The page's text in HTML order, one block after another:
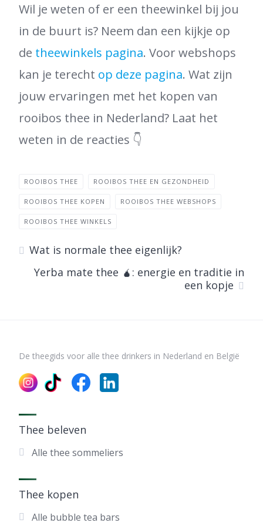
Wil je weten of er een theewinkel bij jou
in de buurt is? Neem dan een kijkje op
de theewinkels pagina. Voor webshops
kan je terecht op deze pagina. Wat zijn
jouw ervaringen met het kopen van
rooibos thee in Nederland? Laat het
weten in de reacties 👇
ROOIBOS THEE ROOIBOS THEE EN GEZONDHEID
ROOIBOS THEE KOPEN ROOIBOS THEE WEBSHOPS
ROOIBOS THEE WINKELS
Wat is normale thee eigenlijk?
Yerba mate thee 🧉: energie en traditie in
een kopje
De theegids voor alle thee drinkers in Nederland en België
Thee beleven
Alle thee sommeliers
Thee kopen
Alle bubble tea bars